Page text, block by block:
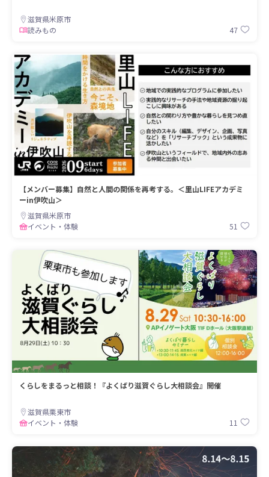
滋賀県米原市
読みもの
47
【メンバー募集】自然と人間の関係を再考する。＜里山LIFEアカデミ
ーin伊吹山＞
滋賀県米原市
イベント・体験
51
くらしをまるっと相談！『よくばり滋賀ぐらし大相談会』開催
滋賀県栗東市
イベント・体験
11